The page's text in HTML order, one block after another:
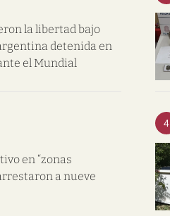
la libertad bajo
detenida en
el Mundial
en “zonas
a nueve
4